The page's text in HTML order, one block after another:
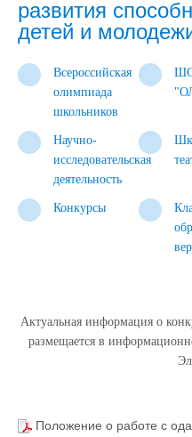
развития
детей и
Всероссийская
олимпиада
школьников
Научно-
исследовательская
деятельность
Конкурсы
Актуальная информация о
размещается в
Положение о работе с